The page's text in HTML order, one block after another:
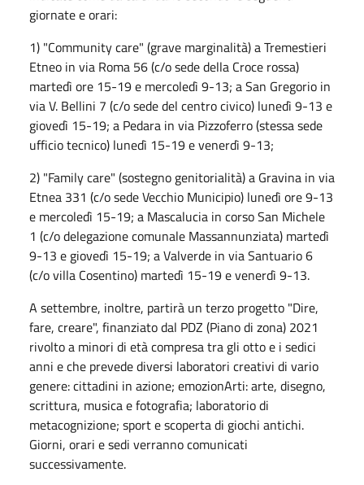
giornate e orari:
1) "Community care" (grave marginalità) a Tremestieri
Etneo in via Roma 56 (c/o sede della Croce rossa)
martedì ore 15-19 e mercoledì 9-13; a San Gregorio in
via V. Bellini 7 (c/o sede del centro civico) lunedì 9-13 e
giovedì 15-19; a Pedara in via Pizzoferro (stessa sede
ufficio tecnico) lunedì 15-19 e venerdì 9-13;
2) "Family care" (sostegno genitorialità) a Gravina in via
Etnea 331 (c/o sede Vecchio Municipio) lunedì ore 9-13
e mercoledì 15-19; a Mascalucia in corso San Michele
1 (c/o delegazione comunale Massannunziata) martedì
9-13 e giovedì 15-19; a Valverde in via Santuario 6
(c/o villa Cosentino) martedì 15-19 e venerdì 9-13.
A settembre, inoltre, partirà un terzo progetto "Dire,
fare, creare", finanziato dal PDZ (Piano di zona) 2021
rivolto a minori di età compresa tra gli otto e i sedici
anni e che prevede diversi laboratori creativi di vario
genere: cittadini in azione; emozionArti: arte, disegno,
scrittura, musica e fotografia; laboratorio di
metacognizione; sport e scoperta di giochi antichi.
Giorni, orari e sedi verranno comunicati
successivamente.